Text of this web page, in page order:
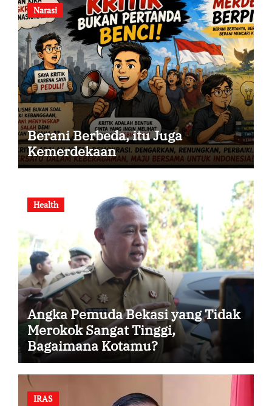
Narasi
Berani Berbeda, itu Juga
Kemerdekaan
Health
Angka Pemuda Bekasi yang Tidak
Merokok Sangat Tinggi,
Bagaimana Kotamu?
IRAS